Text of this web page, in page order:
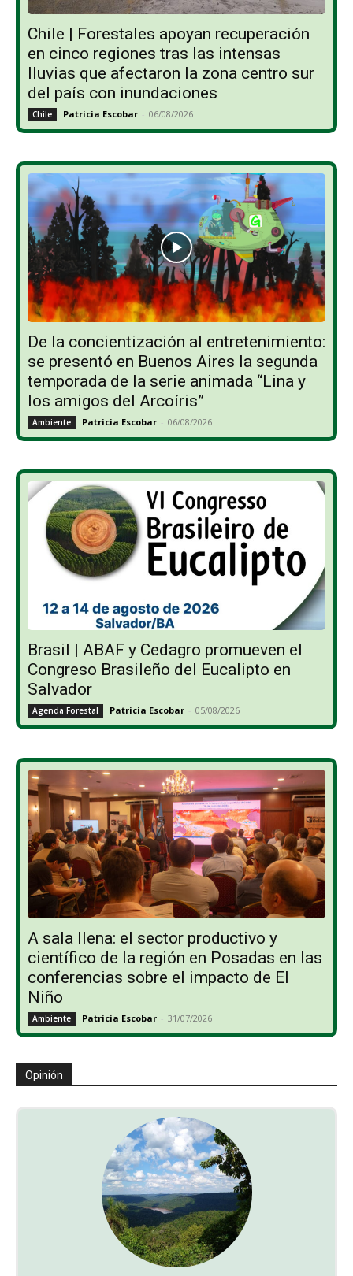
Chile | Forestales apoyan recuperación
en cinco regiones tras las intensas
lluvias que afectaron la zona centro sur
del país con inundaciones
Chile Patricia Escobar - 06/08/2026
De la concientización al entretenimiento:
se presentó en Buenos Aires la segunda
temporada de la serie animada “Lina y
los amigos del Arcoíris”
Ambiente Patricia Escobar - 06/08/2026
Brasil | ABAF y Cedagro promueven el
Congreso Brasileño del Eucalipto en
Salvador
Agenda Forestal Patricia Escobar - 05/08/2026
A sala llena: el sector productivo y
científico de la región en Posadas en las
conferencias sobre el impacto de El
Niño
Ambiente Patricia Escobar - 31/07/2026
Opinión